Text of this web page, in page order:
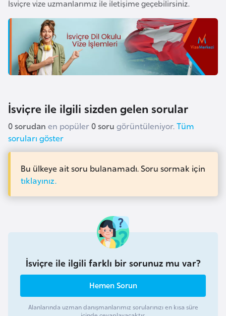
İsviçre vize uzmanlarımız ile iletişime geçebilirsiniz.
İsviçre ile ilgili sizden gelen sorular
0 sorudan en popüler0 soru görüntüleniyor. Tüm
soruları göster
Bu ülkeye ait soru bulanamadı. Soru sormak için
tıklayınız.
İsviçre ile ilgili farklı bir sorunuz mu var?
Hemen Sorun
Alanlarında uzman danışmanlarımız sorularınızı en kısa süre
H
v
a
s
t
a
n
H
o
a